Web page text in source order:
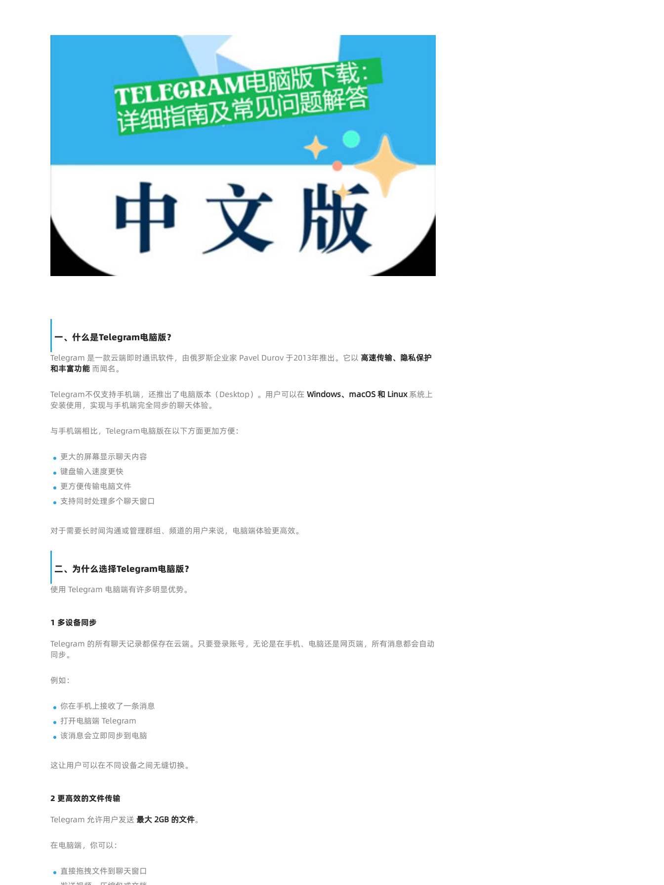
一、什么是Telegram电脑版？
Telegram 是一款云端即时通讯软件，由俄罗斯企业家 Pavel Durov 于2013年推出。它以 高速传输、隐私保护
和丰富功能 而闻名。
Telegram不仅支持手机端，还推出了电脑版本（Desktop）。用户可以在 Windows、macOS 和 Linux系统上
安装使用，实现与手机端完全同步的聊天体验。
与手机端相比，Telegram电脑版在以下方面更加方便：
更大的屏幕显示聊天内容
键盘输入速度更快
更方便传输电脑文件
支持同时处理多个聊天窗口
对于需要长时间沟通或管理群组、频道的用户来说，电脑端体验更高效。
二、为什么选择Telegram电脑版？
使用 Telegram 电脑端有许多明显优势。
1 多设备同步
Telegram 的所有聊天记录都保存在云端。只要登录账号，无论是在手机、电脑还是网页端，所有消息都会自动
同步。
例如：
你在手机上接收了一条消息
打开电脑端 Telegram
该消息会立即同步到电脑
这让用户可以在不同设备之间无缝切换。
2 更高效的文件传输
Telegram 允许用户发送 最大 2GB 的文件。
在电脑端，你可以：
直接拖拽文件到聊天窗口